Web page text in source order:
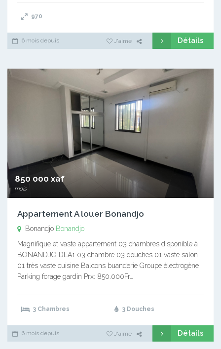
970
6 mois depuis J'aime Détails
850 000 xaf
mois
Appartement A louer Bonandjo
Bonandjo Bonandjo
Magnifique et vaste appartement 03 chambres disponible à
BONANDJO DLA1 03 chambre 03 douches 01 vaste salon
01 très vaste cuisine Balcons buanderie Groupe électrogène
Parking forage gardin Prx: 850.000Fr…
3 Chambres 3 Douches
6 mois depuis J'aime Détails